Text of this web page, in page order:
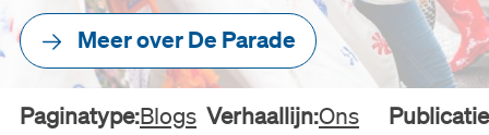
Meer over De Parade
Paginatype:Blogs Verhaallijn:Ons